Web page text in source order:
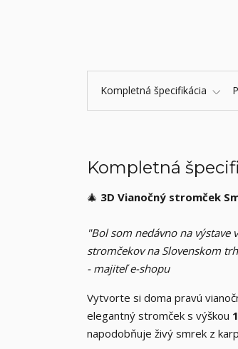
Kompletná špecifikácia
Kompletná
🎄 3D Vianočný stromček
"Bol som nedávno na výstave
stromčekov na Slovenskom
- majiteľ e-shopu
Vytvorte si doma pravú
elegantný stromček s výškou
napodobňuje živý smrek z